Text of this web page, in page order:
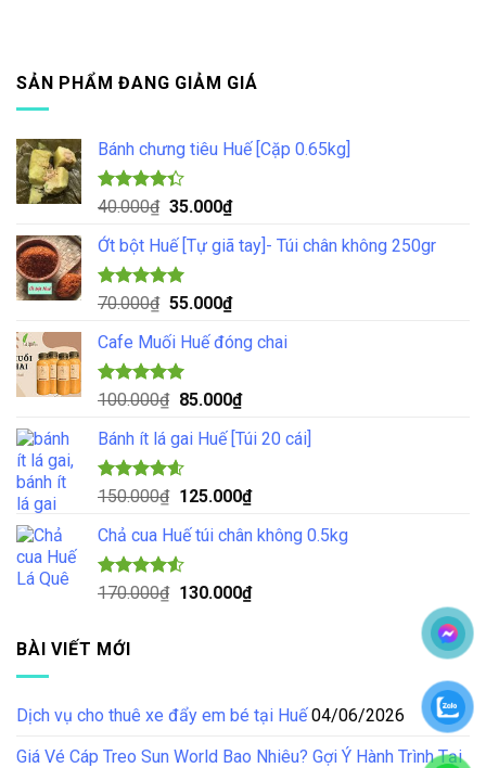
SẢN PHẨM ĐANG GIẢM GIÁ
Bánh chưng tiêu Huế [Cặp 0.65kg]
Được xếp
4.33
5 sao
40.000₫ Giá
là:
40.000₫.
35.000₫Giá
tại
35.000₫.
Ớt bột Huế [Tự giã tay]- Túi chân không 250gr
Được xếp
5.00
5 sao
70.000₫ Giá
là:
70.000₫.
55.000₫Giá
tại
55.000₫.
Cafe Muối Huế đóng chai
Được xếp
5.00
5 sao
100.000₫ Giá
là:
100.000₫.
85.000₫Giá
tại
85.000₫.
Bánh ít lá gai Huế [Túi 20 cái]
Được xếp
4.57
5 sao
150.000₫ Giá
là:
150.000₫.
125.000₫Giá
tại
125.000₫.
Chả cua Huế túi chân không 0.5kg
Được xếp
4.50
170.000₫ Giá
130.000₫Giá
BÀI VIẾT MỚI
Dịch vụ cho thuê xe đẩy em bé tại Huế 04/06/2026
Giá Vé Cáp Treo Sun World Bao Nhiêu? Gợi Ý Hành Trình Tại